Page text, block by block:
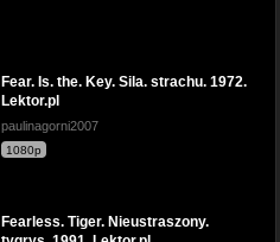
Fear. Is. the. Key. Sila. strachu. 1972.
Lektor.pl
paulinagorni2007
1080p
Fearless. Tiger. Nieustraszony.